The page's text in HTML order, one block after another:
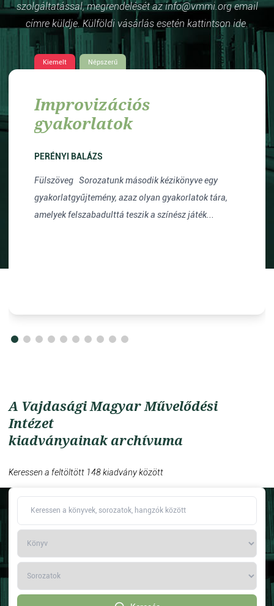
szolgáltatással, megrendelését az info@vmmi.org email
címre küldje. Külföldi vásárlás esetén kattintson ide.
Kiemelt Népszerű
Improvizációs
gyakorlatok
PERÉNYI BALÁZS
Fülszöveg Sorozatunk második kézikönyve egy
gyakorlatgyűjtemény, azaz olyan gyakorlatok tára,
amelyek felszabadulttá teszik a színész játék...
A Vajdasági Magyar Művelődési
Intézet
kiadványainak archívuma
Keressen a feltöltött 148 kiadvány között